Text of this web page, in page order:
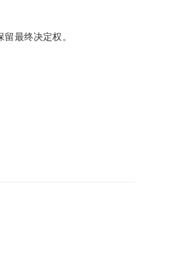
最终决定权。